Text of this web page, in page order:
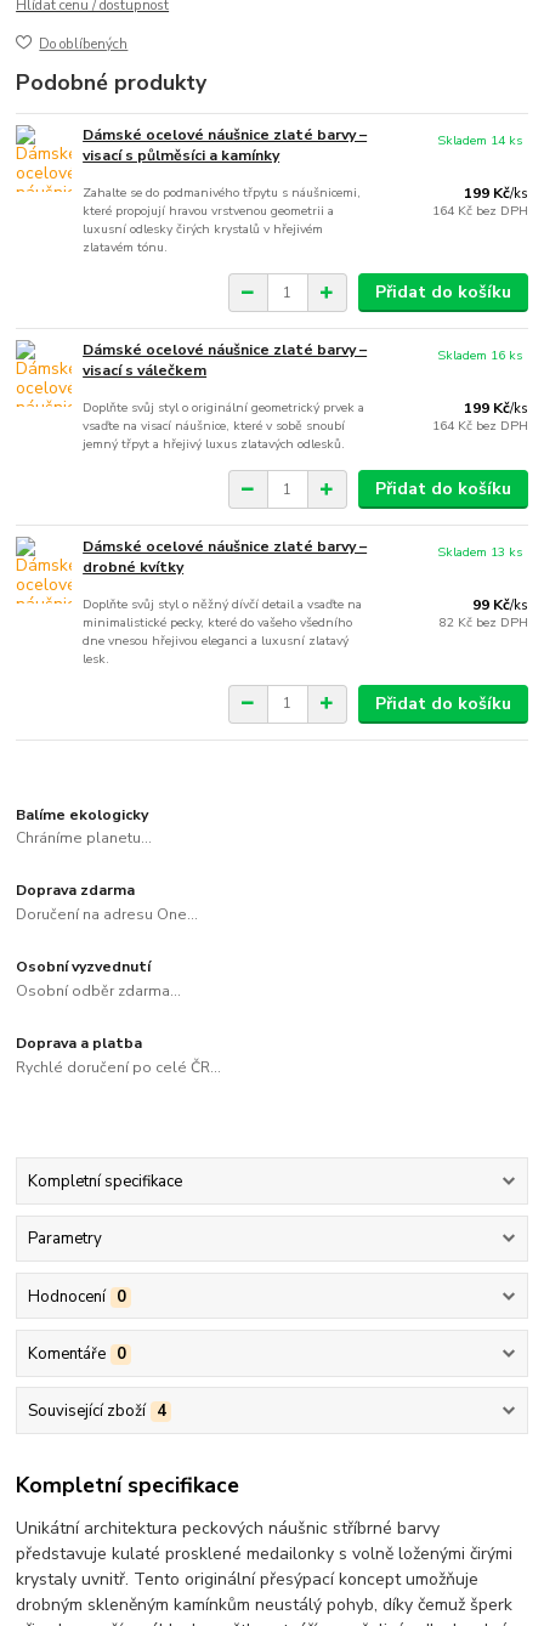
Hlídat cenu / dostupnost
Do oblíbených
Podobné produkty
Dámské ocelové náušnice zlaté barvy –
visací s půlměsíci a kamínky
Zahalte se do podmanivého třpytu s náušnicemi,
které propojují hravou vrstvenou geometrii a
luxusní odlesky čirých krystalů v hřejivém
zlatavém tónu.
199 Kč/ks
164 Kč bez DPH
Skladem 14 ks
Přidat do košíku
Dámské ocelové náušnice zlaté barvy –
visací s válečkem
Doplňte svůj styl o originální geometrický prvek a
vsaďte na visací náušnice, které v sobě snoubí
jemný třpyt a hřejivý luxus zlatavých odlesků.
199 Kč/ks
164 Kč bez DPH
Skladem 16 ks
Přidat do košíku
Dámské ocelové náušnice zlaté barvy –
drobné kvítky
Doplňte svůj styl o něžný dívčí detail a vsaďte na
minimalistické pecky, které do vašeho všedního
dne vnesou hřejivou eleganci a luxusní zlatavý
lesk.
99 Kč/ks
82 Kč bez DPH
Skladem 13 ks
Přidat do košíku
Balíme ekologicky
Chráníme planetu...
Doprava zdarma
Doručení na adresu One...
Osobní vyzvednutí
Osobní odběr zdarma...
Doprava a platba
Rychlé doručení po celé ČR...
Kompletní specifikace
Parametry
Hodnocení 0
Komentáře 0
Související zboží 4
Kompletní specifikace
Unikátní architektura peckových náušnic stříbrné barvy
představuje kulaté prosklené medailonky s volně loženými čirými
krystaly uvnitř. Tento originální přesýpací koncept umožňuje
drobným skleněným kamínkům neustálý pohyb, díky čemuž šperk